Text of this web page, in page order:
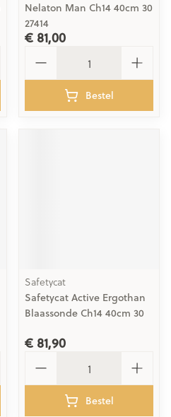
Nelaton Man Ch14 40cm 30
27414
€ 81,00
Bestel
Safetycat
Safetycat Active Ergothan
Blaassonde Ch14 40cm 30
€ 81,90
Bestel